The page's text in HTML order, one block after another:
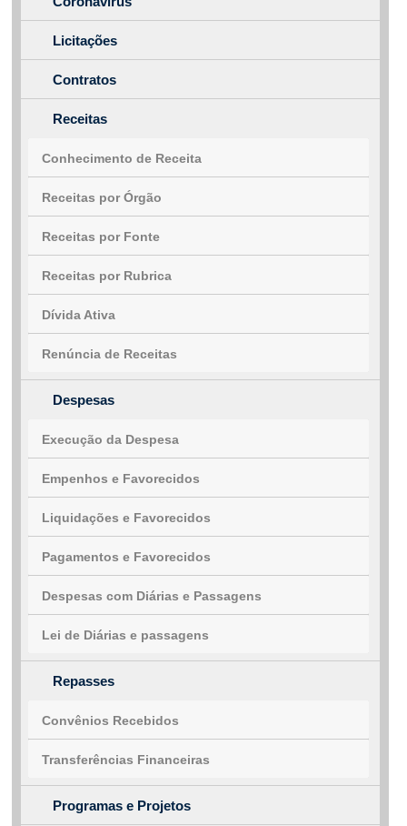
Licitações
Contratos
Receitas
Conhecimento de Receita
Receitas por Órgão
Receitas por Fonte
Receitas por Rubrica
Dívida Ativa
Renúncia de Receitas
Despesas
Execução da Despesa
Empenhos e Favorecidos
Liquidações e Favorecidos
Pagamentos e Favorecidos
Despesas com Diárias e Passagens
Lei de Diárias e passagens
Repasses
Convênios Recebidos
Transferências Financeiras
Programas e Projetos